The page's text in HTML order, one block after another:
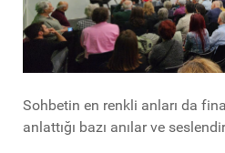
Sohbetin en renkli anları da
anlattığı bazı anılar ve